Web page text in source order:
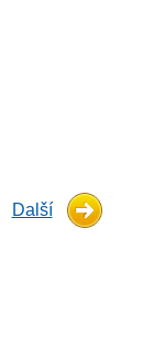
Další